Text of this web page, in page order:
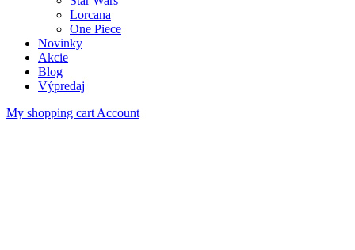
Lorcana
One Piece
Novinky
Akcie
Blog
Výpredaj
My shopping cart Account